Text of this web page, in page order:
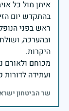
בהתקדש יום
ראש בפני
ובהערכה,
מכוחם
ועתידה לדורות
שר הביטחון